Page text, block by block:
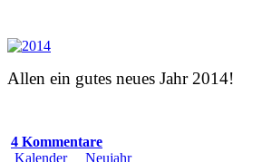
Allen ein gutes neues Jahr 2014!
4 Kommentare
Kalender
Neujahr